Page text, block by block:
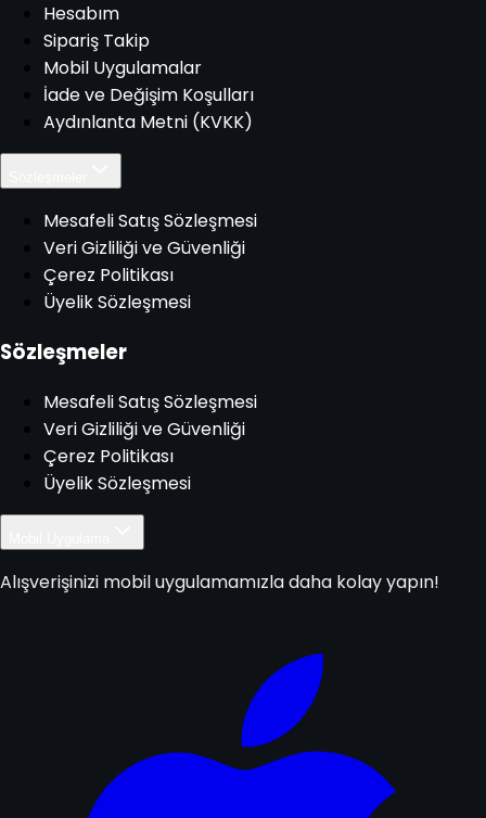
Hesabım
Sipariş Takip
Mobil Uygulamalar
İade ve Değişim Koşulları
Aydınlanta Metni (KVKK)
Mesafeli Satış Sözleşmesi
Veri Gizliliği ve Güvenliği
Çerez Politikası
Üyelik Sözleşmesi
Sözleşmeler
Mesafeli Satış Sözleşmesi
Veri Gizliliği ve Güvenliği
Çerez Politikası
Üyelik Sözleşmesi
Alışverişinizi mobil uygulamamızla daha kolay yapın!